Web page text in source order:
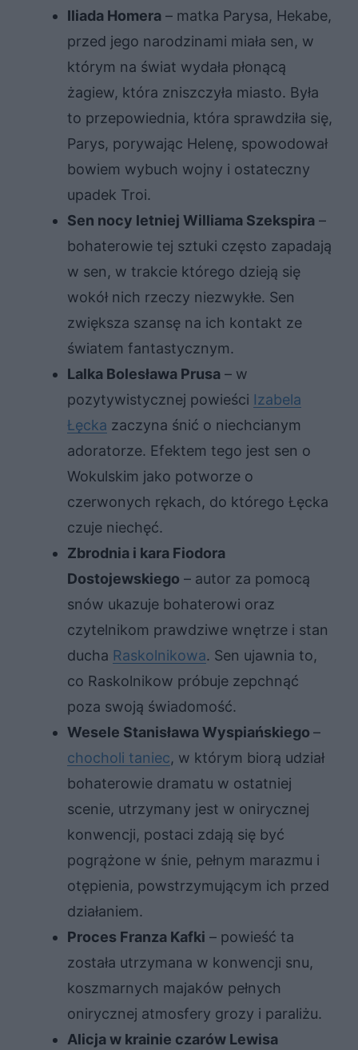
Iliada Homera – matka Parysa, Hekabe,
przed jego narodzinami miała sen, w
którym na świat wydała płonącą
żagiew, która zniszczyła miasto. Była
to przepowiednia, która sprawdziła się,
Parys, porywając Helenę, spowodował
bowiem wybuch wojny i ostateczny
upadek Troi.
Sen nocy letniej Williama Szekspira –
bohaterowie tej sztuki często zapadają
w sen, w trakcie którego dzieją się
wokół nich rzeczy niezwykłe. Sen
zwiększa szansę na ich kontakt ze
światem fantastycznym.
Lalka Bolesława Prusa – w
pozytywistycznej powieści Izabela
Łęcka zaczyna śnić o niechcianym
adoratorze. Efektem tego jest sen o
Wokulskim jako potworze o
czerwonych rękach, do którego Łęcka
czuje niechęć.
Zbrodnia i kara Fiodora
Dostojewskiego – autor za pomocą
snów ukazuje bohaterowi oraz
czytelnikom prawdziwe wnętrze i stan
ducha Raskolnikowa. Sen ujawnia to,
co Raskolnikow próbuje zepchnąć
poza swoją świadomość.
Wesele Stanisława Wyspiańskiego –
chocholi taniec, w którym biorą udział
bohaterowie dramatu w ostatniej
scenie, utrzymany jest w onirycznej
konwencji, postaci zdają się być
pogrążone w śnie, pełnym marazmu i
otępienia, powstrzymującym ich przed
działaniem.
Proces Franza Kafki – powieść ta
została utrzymana w konwencji snu,
koszmarnych majaków pełnych
onirycznej atmosfery grozy i paraliżu.
Alicja w krainie czarów Lewisa